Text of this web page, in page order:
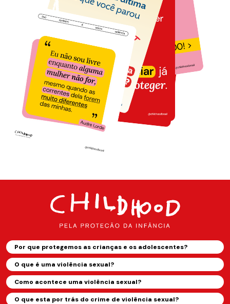
Por que protegemos as crianças e os adolescentes?
O que é uma violência sexual?
Como acontece uma violência sexual?
O que esta por trás do crime de violência sexual?